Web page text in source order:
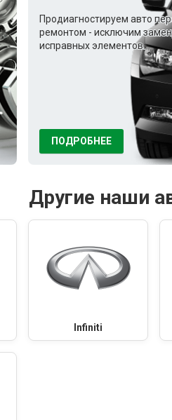
Продиагностируем авто
ремонтом - исключим
исправных элементов.
ПОДРОБНЕЕ
Другие наши
Infiniti